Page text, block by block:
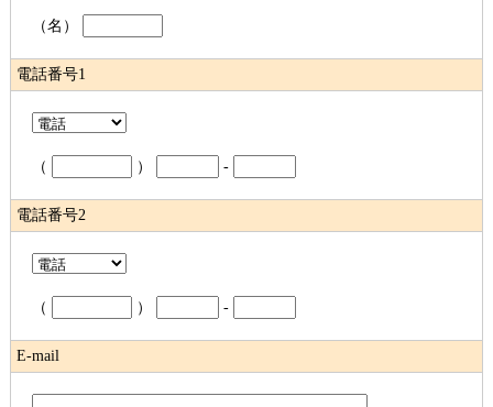
（名）
電話番号1
（ ） -
電話番号2
（ ） -
E-mail